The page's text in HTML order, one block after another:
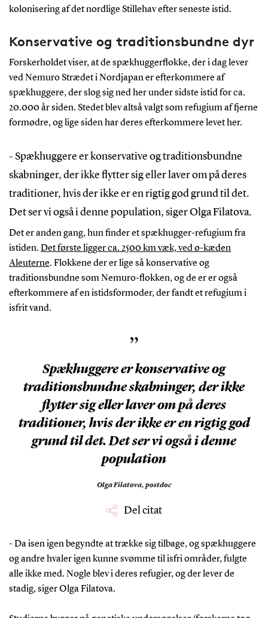
kolonisering af det nordlige Stillehav efter seneste istid.
Konservative og traditionsbundne dyr
Forskerholdet viser, at de spækhuggerflokke, der i dag lever
ved Nemuro Strædet i Nordjapan er efterkommere af
spækhuggere, der slog sig ned her under sidste istid for ca.
20.000 år siden. Stedet blev altså valgt som refugium af fjerne
formødre, og lige siden har deres efterkommere levet her.
- Spækhuggere er konservative og traditionsbundne
skabninger, der ikke flytter sig eller laver om på deres
traditioner, hvis der ikke er en rigtig god grund til det.
Det ser vi også i denne population, siger Olga Filatova.
Det er anden gang, hun finder et spækhugger-refugium fra
istiden. Det første ligger ca. 2500 km væk, ved ø-kæden
Aleuterne. Flokkene der er lige så konservative og
traditionsbundne som Nemuro-flokken, og de er er også
efterkommere af en istidsformoder, der fandt et refugium i
isfrit vand.
”
Spækhuggere er konservative og
traditionsbundne skabninger, der ikke
flytter sig eller laver om på deres
traditioner, hvis der ikke er en rigtig god
grund til det. Det ser vi også i denne
population
Olga Filatova, postdoc
Del citat
- Da isen igen begyndte at trække sig tilbage, og spækhuggere
og andre hvaler igen kunne svømme til isfri områder, fulgte
alle ikke med. Nogle blev i deres refugier, og der lever de
stadig, siger Olga Filatova.